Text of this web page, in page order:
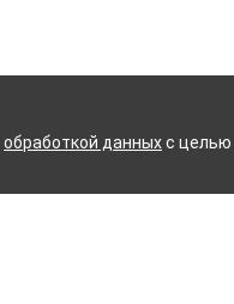
обработкой данныхс целью